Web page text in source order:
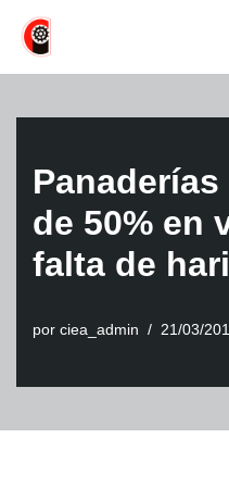
Saltar
de 50% en
falta de
por ciea_admin 21/03/